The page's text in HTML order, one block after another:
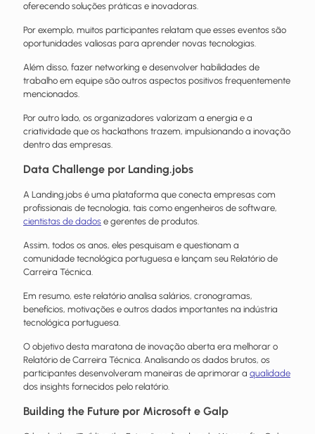
oferecendo soluções práticas e inovadoras.
Por exemplo, muitos participantes relatam que esses eventos são
oportunidades valiosas para aprender novas tecnologias.
Além disso, fazer networking e desenvolver habilidades de
trabalho em equipe são outros aspectos positivos frequentemente
mencionados.
Por outro lado, os organizadores valorizam a energia e a
criatividade que os hackathons trazem, impulsionando a inovação
dentro das empresas.
Data Challenge por Landing.jobs
A Landing.jobs é uma plataforma que conecta empresas com
profissionais de tecnologia, tais como engenheiros de software,
cientistas de dados e gerentes de produtos.
Assim, todos os anos, eles pesquisam e questionam a
comunidade tecnológica portuguesa e lançam seu Relatório de
Carreira Técnica.
Em resumo, este relatório analisa salários, cronogramas,
benefícios, motivações e outros dados importantes na indústria
tecnológica portuguesa.
O objetivo desta maratona de inovação aberta era melhorar o
Relatório de Carreira Técnica. Analisando os dados brutos, os
participantes desenvolveram maneiras de aprimorar a qualidade
dos insights fornecidos pelo relatório.
Building the Future por Microsoft e Galp